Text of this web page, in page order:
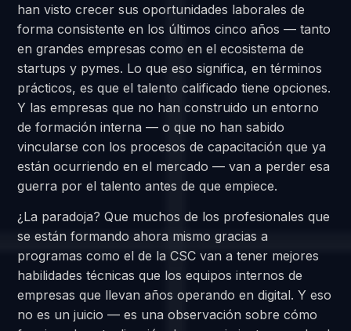
han visto crecer sus oportunidades laborales de
forma consistente en los últimos cinco años — tanto
en grandes empresas como en el ecosistema de
startups y pymes. Lo que eso significa, en términos
prácticos, es que el talento calificado tiene opciones.
Y las empresas que no han construido un entorno
de formación interna — o que no han sabido
vincularse con los procesos de capacitación que ya
están ocurriendo en el mercado — van a perder esa
guerra por el talento antes de que empiece.
¿La paradoja? Que muchos de los profesionales que
se están formando ahora mismo gracias a
programas como el de la CSC van a tener mejores
habilidades técnicas que los equipos internos de
empresas que llevan años operando en digital. Y eso
no es un juicio — es una observación sobre cómo